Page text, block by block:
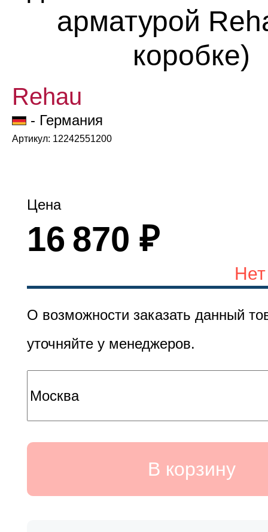
арматурой
коробке)
Rehau
- Германия
Артикул: 12242551200
Цена
16 870 ₽
О возможности заказать данный
уточняйте у менеджеров.
В корзину